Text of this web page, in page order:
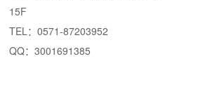
15F
TEL：0571-87203952
QQ：3001691385